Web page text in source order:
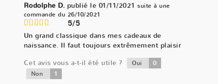
Rodolphe D. publié le 01/11/2021 suite à une
commande du 26/10/2021
5/5
Un grand classique dans mes cadeaux de
naissance. Il faut toujours extrêmement plaisir
Cet avis vous a-t-il été utile ?
Oui 0
Non 1